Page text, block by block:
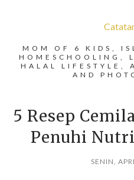
MOM OF 6 KIDS,
HOMESCHOOLING,
HALAL LIFESTYLE,
AND
5 Resep
Penuhi
SENIN,